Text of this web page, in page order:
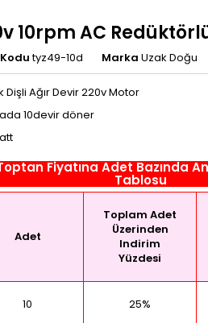
10rpm AC
tyz49-10d Marka Uzak Doğu
Dişli Ağır Devir 220v Motor
10devir döner
Fiyatına Adet Bazında
Tablosu
Adet
Toplam Adet
Üzerinden
Indirim
Yüzdesi
10 25%